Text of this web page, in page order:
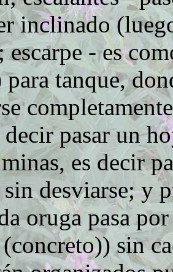
inclinado
- es
tanque,
decir pasar un
es decir
sin desviarse; y
oruga pasa
sin